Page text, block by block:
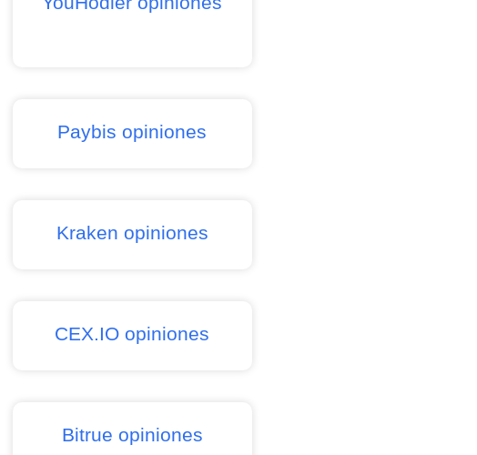
Paybis opiniones
Kraken opiniones
CEX.IO opiniones
Bitrue opiniones